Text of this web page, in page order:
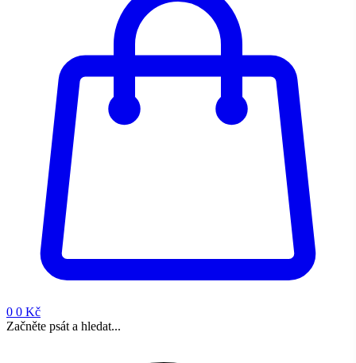
0 0 Kč
Začněte psát a hledat...